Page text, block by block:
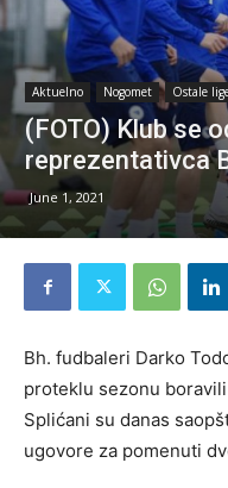
Aktuelno Nogomet Ostale
(FOTO) Klub se
reprezentativca
June 1, 2021
Bh. fudbaleri Darko
proteklu sezonu
Splićani su danas
ugovore za pomenuti